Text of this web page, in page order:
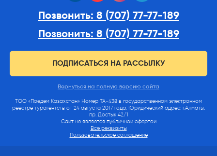
Позвонить: 8 (707) 77-77-189
Позвонить: 8 (707) 77-77-189
ПОДПИСАТЬСЯ НА РАССЫЛКУ
Вернуться на полную версию сайта
ТОО «Поедем Казахстан» Номер ТА-438 в государственном электронном
реестре турагентств от 24 августа 2017 года. Юридический адрес: г.Алматы,
пр. Достык 42/1
Сайт не является публичной офертой
Все реквизиты
Пользовательское соглашение